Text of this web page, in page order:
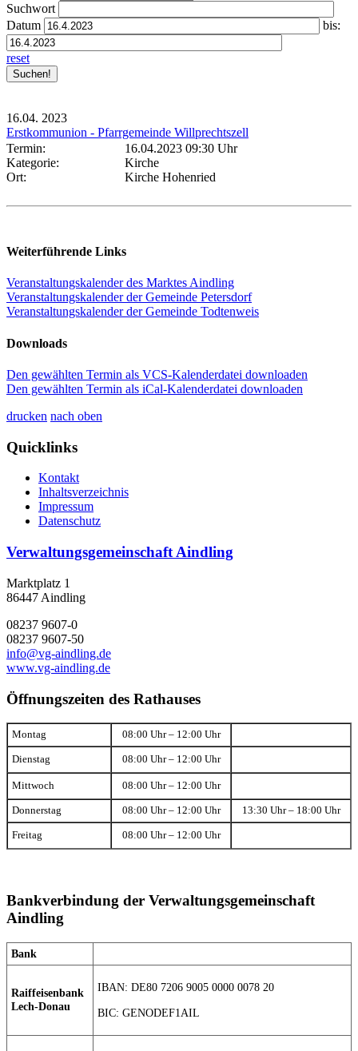
Suchwort
Datum
bis:
reset
16.04. 2023
Erstkommunion - Pfarrgemeinde Willprechtszell
Termin:
16.04.2023 09:30 Uhr
Kategorie:
Kirche
Ort:
Kirche Hohenried
Weiterführende Links
Veranstaltungskalender des Marktes Aindling
Veranstaltungskalender der Gemeinde Petersdorf
Veranstaltungskalender der Gemeinde Todtenweis
Downloads
Den gewählten Termin als VCS-Kalenderdatei downloaden
Den gewählten Termin als iCal-Kalenderdatei downloaden
drucken nach oben
Quicklinks
Kontakt
Inhaltsverzeichnis
Impressum
Datenschutz
Verwaltungsgemeinschaft Aindling
Marktplatz 1
86447 Aindling
08237 9607-0
08237 9607-50
info@vg-aindling.de
www.vg-aindling.de
Öffnungszeiten des Rathauses
Montag 08:00 Uhr – 12:00 Uhr
Dienstag 08:00 Uhr – 12:00 Uhr
Mittwoch 08:00 Uhr – 12:00 Uhr
Donnerstag 08:00 Uhr – 12:00 Uhr 13:30 Uhr – 18:00 Uhr
Freitag 08:00 Uhr – 12:00 Uhr
Bankverbindung der Verwaltungsgemeinschaft
Aindling
Bank
Raiffeisenbank
Lech-Donau
IBAN: DE80 7206 9005 0000 0078 20
BIC: GENODEF1AIL